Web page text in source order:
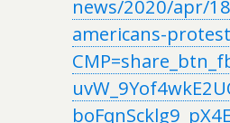
news/2020/apr/
americans-